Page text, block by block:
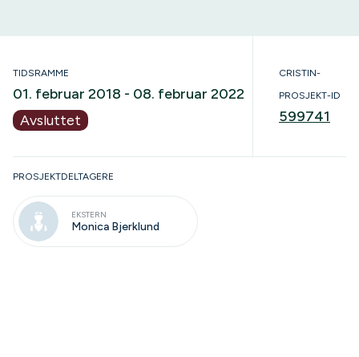
TIDSRAMME
01. februar 2018 - 08. februar 2022
Avsluttet
CRISTIN-
PROSJEKT-ID
599741
PROSJEKTDELTAGERE
EKSTERN
Monica Bjerklund